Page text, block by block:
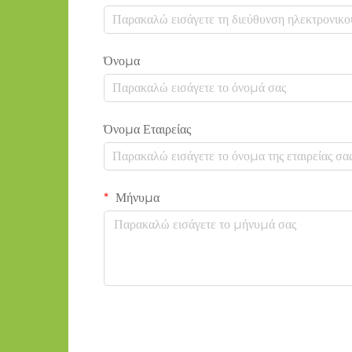
Όνομα
Όνομα Εταιρείας
Μήνυμα